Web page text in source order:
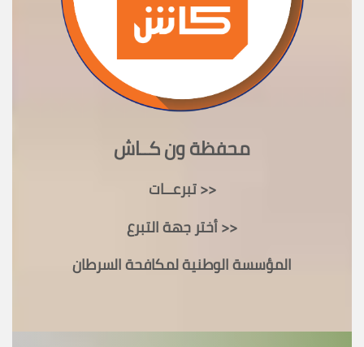
محفظة ون كــاش
تبرعــات >>
أختر جهة التبرع >>
المؤسسة الوطنية لمكافحة السرطان